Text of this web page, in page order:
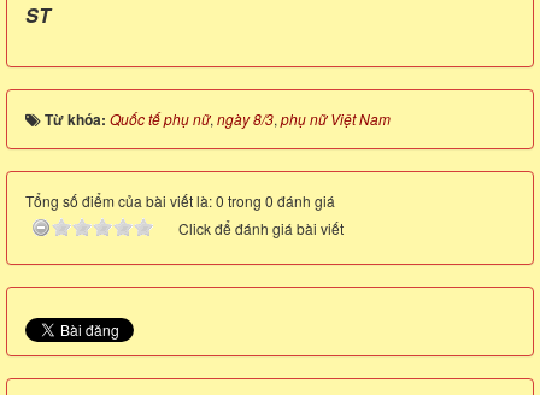
ST
Từ khóa: Quốc tế phụ nữ, ngày 8/3, phụ nữ Việt Nam
Tổng số điểm của bài viết là: 0 trong 0 đánh giá
Click để đánh giá bài viết